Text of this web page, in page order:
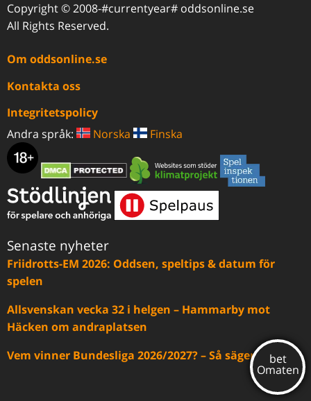
Copyright © 2008-#currentyear# oddsonline.se
All Rights Reserved.
Om oddsonline.se
Kontakta oss
Integritetspolicy
Andra språk:
Norska Finska
Senaste nyheter
Friidrotts-EM 2026: Oddsen, speltips & datum för
spelen
Allsvenskan vecka 32 i helgen – Hammarby mot
Häcken om andraplatsen
Vem vinner Bundesliga 2026/2027? – Så säger oddsen